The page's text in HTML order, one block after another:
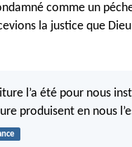
comme un
la justice que
l’a été pour nous
produisent en nous